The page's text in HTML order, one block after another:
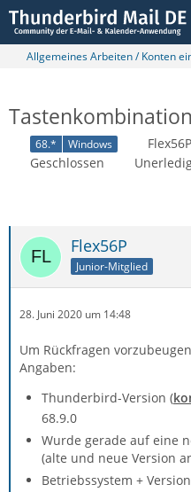
Allgemeines Arbeiten / Konten
68.* Windows Flex56P
Geschlossen
Flex56P
Junior-Mitglied
28. Juni 2020 um 14:48
Um Rückfragen
Angaben:
Thunderbird-Version (
68.9.0
Wurde gerade auf eine
(alte und neue Version
Betriebssystem +